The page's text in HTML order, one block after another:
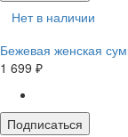
Нет в наличии
Бежевая женская
1 699 ₽
Подписаться